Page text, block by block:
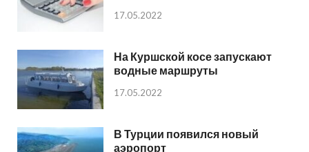
17.05.2022
На Куршской косе запускают
водные маршруты
17.05.2022
В Турции появился новый
аэропорт